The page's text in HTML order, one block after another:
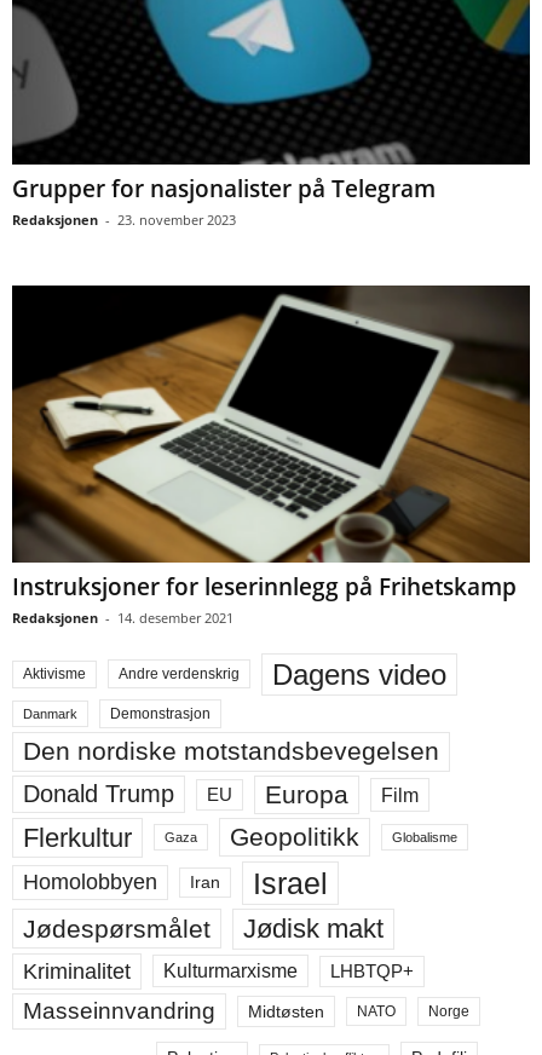
Grupper for nasjonalister på Telegram
Redaksjonen - 23. november 2023
Instruksjoner for leserinnlegg på Frihetskamp
Redaksjonen - 14. desember 2021
Aktivisme Andre verdenskrig Dagens video
Danmark Demonstrasjon
Den nordiske motstandsbevegelsen
Donald Trump EU Europa Film
Flerkultur Gaza Geopolitikk Globalisme
Homolobbyen Iran Israel
Jødespørsmålet Jødisk makt
Kriminalitet Kulturmarxisme LHBTQP+
Masseinnvandring Midtøsten NATO Norge